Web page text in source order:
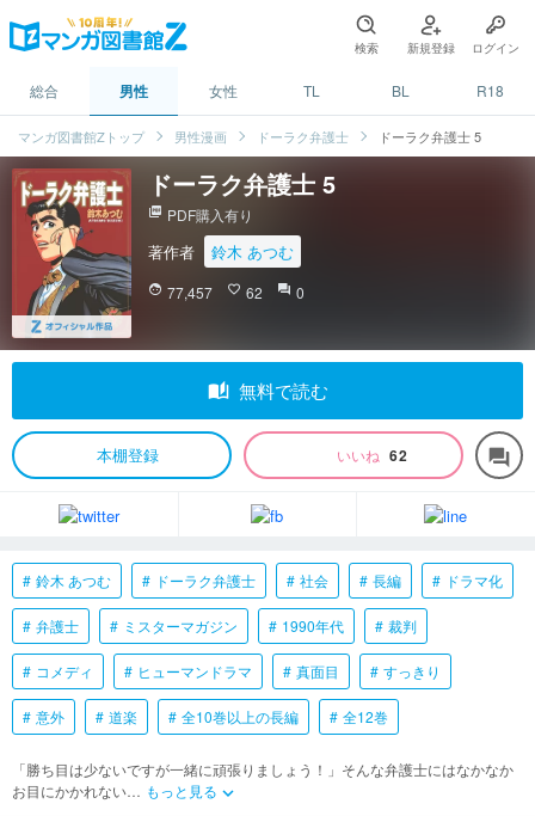
検索 新規登録 ログイン
総合 男性 女性 TL BL R18
マンガ図書館Zトップ 男性漫画 ドーラク弁護士 ドーラク弁護士 5
ドーラク弁護士 5
picture_as_pdf PDF購入有り
著作者 鈴木 あつむ
face 77,457 favorite_border 62 question_answer 0
auto_stories 無料で読む
本棚登録 いいね 62 forum
鈴木 あつむ ドーラク弁護士 社会 長編 ドラマ化
弁護士 ミスターマガジン 1990年代 裁判
コメディ ヒューマンドラマ 真面目 すっきり
意外 道楽 全10巻以上の長編 全12巻
「勝ち目は少ないですが一緒に頑張りましょう！」そんな弁護士にはなかなか
お目にかかれない… もっと見る keyboard_arrow_down